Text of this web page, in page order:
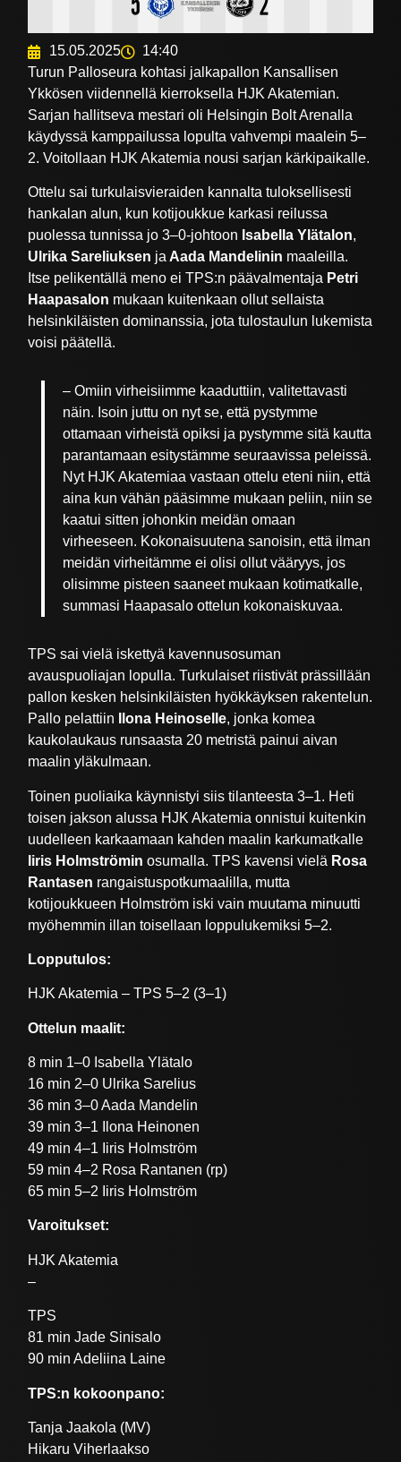
15.05.2025
14:40
Turun Palloseura kohtasi jalkapallon Kansallisen
Ykkösen viidennellä kierroksella HJK Akatemian.
Sarjan hallitseva mestari oli Helsingin Bolt Arenalla
käydyssä kamppailussa lopulta vahvempi maalein 5–
2. Voitollaan HJK Akatemia nousi sarjan kärkipaikalle.
Ottelu sai turkulaisvieraiden kannalta tuloksellisesti
hankalan alun, kun kotijoukkue karkasi reilussa
puolessa tunnissa jo 3–0-johtoon Isabella Ylätalon,
Ulrika Sareliuksen ja Aada Mandelinin maaleilla.
Itse pelikentällä meno ei TPS:n päävalmentaja Petri
Haapasalon mukaan kuitenkaan ollut sellaista
helsinkiläisten dominanssia, jota tulostaulun lukemista
voisi päätellä.
– Omiin virheisiimme kaaduttiin, valitettavasti
näin. Isoin juttu on nyt se, että pystymme
ottamaan virheistä opiksi ja pystymme sitä kautta
parantamaan esitystämme seuraavissa peleissä.
Nyt HJK Akatemiaa vastaan ottelu eteni niin, että
aina kun vähän pääsimme mukaan peliin, niin se
kaatui sitten johonkin meidän omaan
virheeseen. Kokonaisuutena sanoisin, että ilman
meidän virheitämme ei olisi ollut vääryys, jos
olisimme pisteen saaneet mukaan kotimatkalle,
summasi Haapasalo ottelun kokonaiskuvaa.
TPS sai vielä iskettyä kavennusosuman
avauspuoliajan lopulla. Turkulaiset riistivät prässillään
pallon kesken helsinkiläisten hyökkäyksen rakentelun.
Pallo pelattiin
Ilona Heinoselle, jonka komea
kaukolaukaus runsaasta 20 metristä painui aivan
maalin yläkulmaan.
Toinen puoliaika käynnistyi siis tilanteesta 3–1. Heti
toisen jakson alussa HJK Akatemia onnistui kuitenkin
uudelleen karkaamaan kahden maalin karkumatkalle
Iiris Holmströmin osumalla. TPS kavensi vielä Rosa
Rantasen rangaistuspotkumaalilla, mutta
kotijoukkueen Holmström iski vain muutama minuutti
myöhemmin illan toisellaan loppulukemiksi 5–2.
Lopputulos:
HJK Akatemia – TPS 5–2 (3–1)
Ottelun maalit:
8 min 1–0 Isabella Ylätalo
16 min 2–0 Ulrika Sarelius
36 min 3–0 Aada Mandelin
39 min 3–1 Ilona Heinonen
49 min 4–1 Iiris Holmström
59 min 4–2 Rosa Rantanen (rp)
65 min 5–2 Iiris Holmström
Varoitukset:
HJK Akatemia
–
TPS
81 min Jade Sinisalo
90 min Adeliina Laine
TPS:n kokoonpano:
Tanja Jaakola (MV)
Hikaru Viherlaakso